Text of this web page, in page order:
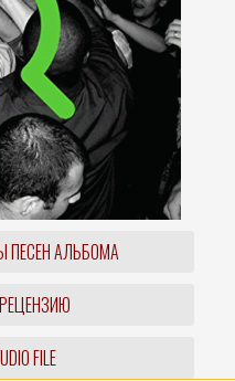
ПЕСЕН АЛЬБОМА
FILE